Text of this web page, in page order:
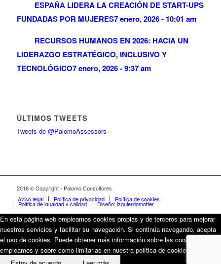
ESPAÑA LIDERA LA CREACIÓN DE START-UPS
FUNDADAS POR MUJERES7 enero, 2026 - 10:01 am
RECURSOS HUMANOS EN 2026: HACIA UN
LIDERAZGO ESTRATÉGICO, INCLUSIVO Y
TECNOLÓGICO7 enero, 2026 - 9:37 am
ÚLTIMOS TWEETS
Tweets de @PalomoAssessors
2016 © Copyright - Palomo Consultores
Aviso legal
Política de privacidad Política de cookies
Política de igualdad y calidad Diseño: izquierdomotter
En esta página web empleamos cookies propias y de terceros para mejorar
nuestros servicios y facilitar su navegación. Si continúa navegando, acepta
el uso de cookies. Puede obtener más información sobre las cookies que
empleamos y sobre como limitarlas en nuestra política de cookies.